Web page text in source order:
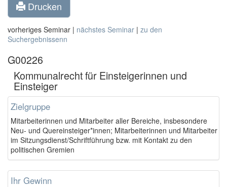
Drucken
vorheriges Seminar | nächstes Seminar | zu den
Suchergebnissenn
G00226
Kommunalrecht für Einsteigerinnen und
Einsteiger
Zielgruppe
Mitarbeiterinnen und Mitarbeiter aller Bereiche, insbesondere
Neu- und Quereinsteiger*innen; Mitarbeiterinnen und Mitarbeiter
im Sitzungsdienst/Schriftführung bzw. mit Kontakt zu den
politischen Gremien
Ihr Gewinn